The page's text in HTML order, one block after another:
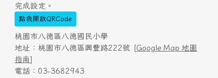
完成設定。
點我開啟QRCode
桃園市八德區八德國民小學
地址：桃園市八德區興豐路222號 [Google Map 地圖
指南]
電話：03-3682943